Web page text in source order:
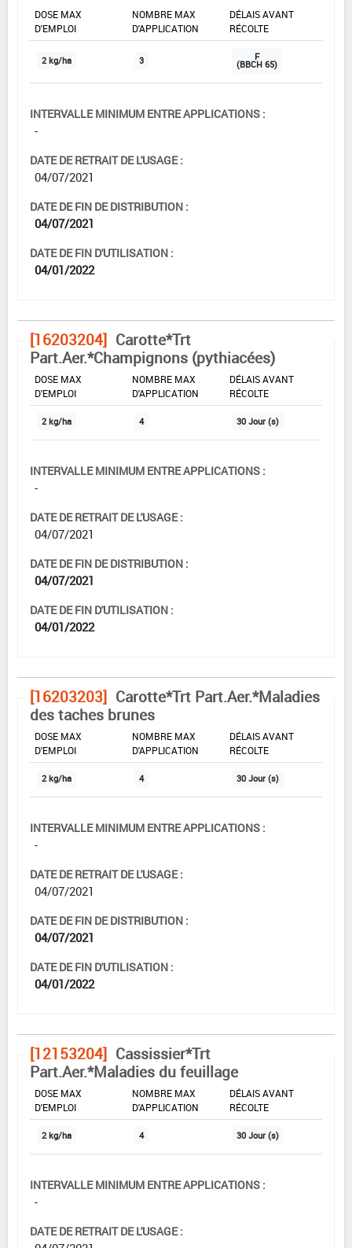
DOSE MAX
D'EMPLOI
NOMBRE MAX
D'APPLICATION
DÉLAIS AVANT
RÉCOLTE
2 kg/ha 3 F
(BBCH 65)
INTERVALLE MINIMUM ENTRE APPLICATIONS :
-
DATE DE RETRAIT DE L'USAGE :
04/07/2021
DATE DE FIN DE DISTRIBUTION :
04/07/2021
DATE DE FIN D'UTILISATION :
04/01/2022
[16203204] Carotte*Trt
Part.Aer.*Champignons (pythiacées)
DOSE MAX
D'EMPLOI
NOMBRE MAX
D'APPLICATION
DÉLAIS AVANT
RÉCOLTE
2 kg/ha 4 30 Jour (s)
INTERVALLE MINIMUM ENTRE APPLICATIONS :
-
DATE DE RETRAIT DE L'USAGE :
04/07/2021
DATE DE FIN DE DISTRIBUTION :
04/07/2021
DATE DE FIN D'UTILISATION :
04/01/2022
[16203203] Carotte*Trt Part.Aer.*Maladies
des taches brunes
DOSE MAX
D'EMPLOI
NOMBRE MAX
D'APPLICATION
DÉLAIS AVANT
RÉCOLTE
2 kg/ha 4 30 Jour (s)
INTERVALLE MINIMUM ENTRE APPLICATIONS :
-
DATE DE RETRAIT DE L'USAGE :
04/07/2021
DATE DE FIN DE DISTRIBUTION :
04/07/2021
DATE DE FIN D'UTILISATION :
04/01/2022
[12153204] Cassissier*Trt
Part.Aer.*Maladies du feuillage
DOSE MAX
D'EMPLOI
NOMBRE MAX
D'APPLICATION
DÉLAIS AVANT
RÉCOLTE
2 kg/ha 4 30 Jour (s)
INTERVALLE MINIMUM ENTRE APPLICATIONS :
-
DATE DE RETRAIT DE L'USAGE :